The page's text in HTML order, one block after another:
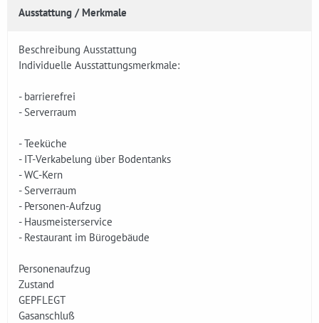
Ausstattung / Merkmale
Beschreibung Ausstattung
Individuelle Ausstattungsmerkmale:
- barrierefrei
- Serverraum
- Teeküche
- IT-Verkabelung über Bodentanks
- WC-Kern
- Serverraum
- Personen-Aufzug
- Hausmeisterservice
- Restaurant im Bürogebäude
Personenaufzug
Zustand
GEPFLEGT
Gasanschluß